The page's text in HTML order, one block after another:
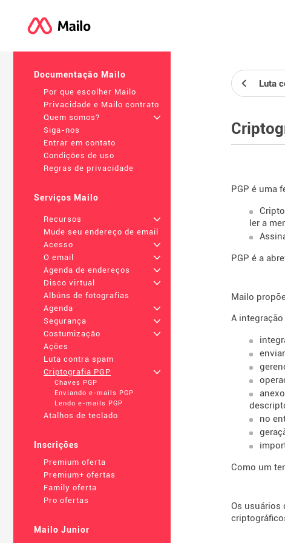
Documentação Mailo
Por que escolher Mailo
Privacidade e Mailo contrato
Quem somos?
+
Siga-nos
Entrar em contato
Condições de uso
Regras de privacidade
Serviços Mailo
Recursos
+
Mude seu endereço de email
Acesso
+
O email
+
Agenda de endereços
+
Disco virtual
+
Albúns de fotografias
Agenda
+
Segurança
+
Costumização
+
Ações
Luta contra spam
Criptografia PGP
+
Chaves PGP
Enviando e-mails PGP
Lendo e-mails PGP
Atalhos de teclado
Inscrições
Premium oferta
Premium+ ofertas
Family oferta
Pro ofertas
Mailo Junior
Luta
PGP é uma
ler a
PGP é a
Mailo
A
no
Como um
Os usuários